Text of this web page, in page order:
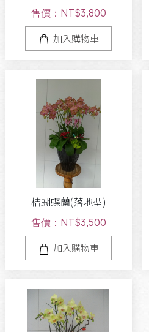
售價：NT$3,800
加入購物車
桔蝴蝶蘭(落地型)
售價：NT$3,500
加入購物車